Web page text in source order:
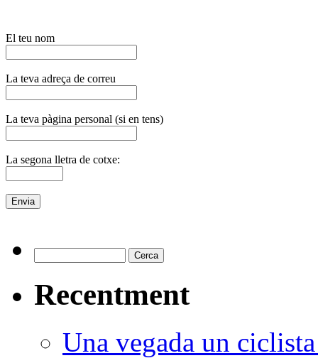
El teu nom
La teva adreça de correu
La teva pàgina personal (si en tens)
La segona lletra de cotxe:
Recentment
Una vegada un